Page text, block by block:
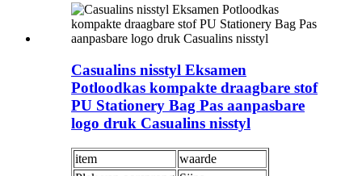
Casualins nisstyl Eksamen
Potloodkas kompakte draagbare stof
PU Stationery Bag Pas aanpasbare
logo druk Casualins nisstyl
item
waarde